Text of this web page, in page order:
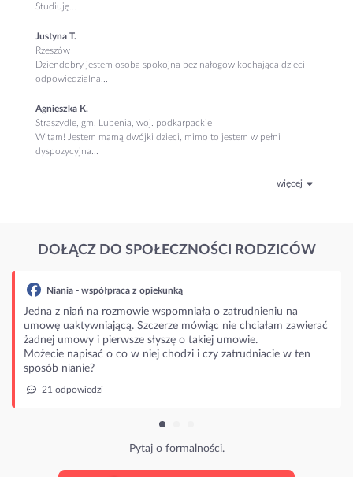
Studiuję...
Justyna T.
Rzeszów
Dziendobry jestem osoba spokojna bez nałogów kochająca dzieci
odpowiedzialna...
Agnieszka K.
Straszydle, gm. Lubenia, woj. podkarpackie
Witam! Jestem mamą dwójki dzieci, mimo to jestem w pełni
dyspozycyjna...
więcej
DOŁĄCZ DO SPOŁECZNOŚCI RODZICÓW
Niania - współpraca z opiekunką
Jedna z niań na rozmowie wspomniała o zatrudnieniu na
umowę uaktywniającą. Szczerze mówiąc nie chciałam zawierać
żadnej umowy i pierwsze słyszę o takiej umowie.
Możecie napisać o co w niej chodzi i czy zatrudniacie w ten
sposób nianie?
21 odpowiedzi
Pytaj o formalności.